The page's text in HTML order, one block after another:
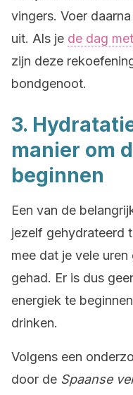
vingers. Voer
uit. Als je de dag
zijn deze
bondgenoot.
3.
manier om
beginnen
Een van de
jezelf gehydrateerd
mee dat je vele
gehad. Er is dus
energiek te
drinken.
Volgens een
door de Spaanse